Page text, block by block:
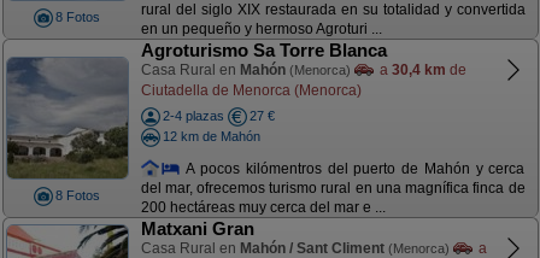
8 Fotos
rural del siglo XIX restaurada en su totalidad y convertida
en un pequeño y hermoso Agroturi ...
8 Fotos
Agroturismo Sa Torre Blanca
Casa Rural en Mahón (Menorca) a 30,4 km de
Ciutadella de Menorca (Menorca)
2-4 plazas
27 €
12 km de Mahón
A pocos kilómentros del puerto de Mahón y cerca
del mar, ofrecemos turismo rural en una magnífica finca de
200 hectáreas muy cerca del mar e ...
Matxani Gran
Casa Rural en Mahón / Sant Climent (Menorca)
a